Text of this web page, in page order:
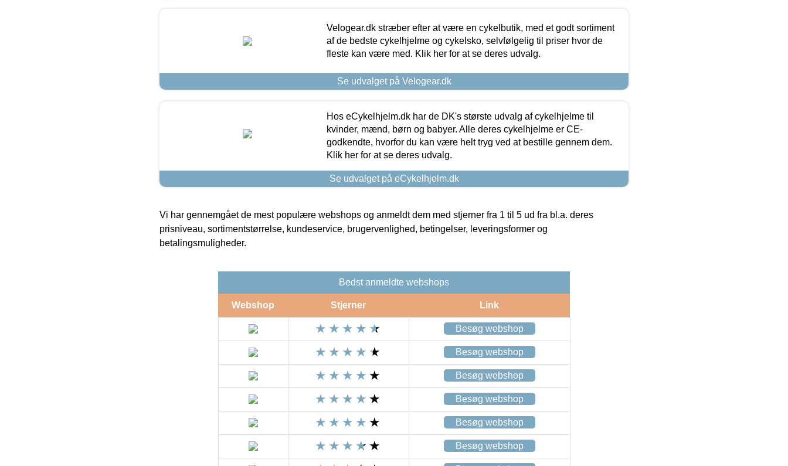
Velogear.dk stræber efter at være en cykelbutik, med et godt sortiment
af de bedste cykelhjelme og cykelsko, selvfølgelig til priser hvor de
fleste kan være med. Klik her for at se deres udvalg.
Se udvalget på Velogear.dk
Hos eCykelhjelm.dk har de DK's største udvalg af cykelhjelme til
kvinder, mænd, børn og babyer. Alle deres cykelhjelme er CE-
godkendte, hvorfor du kan være helt tryg ved at bestille gennem dem.
Klik her for at se deres udvalg.
Se udvalget på eCykelhjelm.dk
Vi har gennemgået de mest populære webshops og anmeldt dem med stjerner fra 1 til 5 ud fra bl.a. deres
prisniveau, sortimentstørrelse, kundeservice, brugervenlighed, betingelser, leveringsformer og
betalingsmuligheder.
Bedst anmeldte webshops
Webshop Stjerner Link
Besøg webshop
Besøg webshop
Besøg webshop
Besøg webshop
Besøg webshop
Besøg webshop